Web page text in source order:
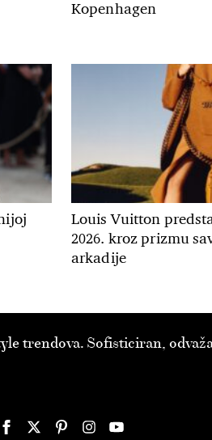
Kopenhagen
Louis Vuitton
2026. kroz prizmu
arkadije
trendova. Sofisticiran,